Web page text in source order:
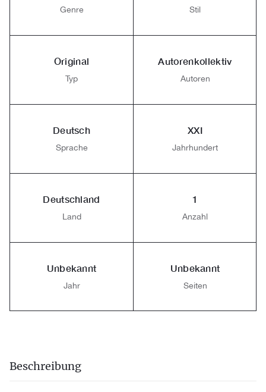
Genre Stil
Original
Typ
Autorenkollektiv
Autoren
Deutsch
Sprache
XXI
Jahrhundert
Deutschland
Land
1
Anzahl
Unbekannt
Jahr
Unbekannt
Seiten
Beschreibung